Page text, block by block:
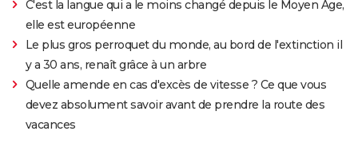
C'est la langue qui a le moins changé depuis le Moyen Âge,
elle est européenne
Le plus gros perroquet du monde, au bord de l'extinction il
y a 30 ans, renaît grâce à un arbre
Quelle amende en cas d'excès de vitesse ? Ce que vous
devez absolument savoir avant de prendre la route des
vacances